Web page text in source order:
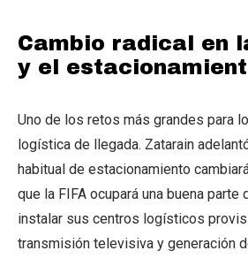
Cambio radical en
y el
Uno de los retos más grandes para
logística de llegada. Zatarain
habitual de estacionamiento
que la FIFA ocupará una buena
instalar sus centros logísticos
transmisión televisiva y generación